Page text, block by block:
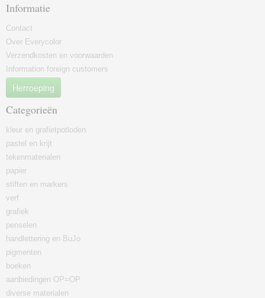
Informatie
Contact
Over Everycolor
Verzendkosten en voorwaarden
Information foreign customers
Herroeping
Categorieën
kleur en grafietpotloden
pastel en krijt
tekenmaterialen
papier
stiften en markers
verf
grafiek
penselen
handlettering en BuJo
pigmenten
boeken
aanbiedingen OP=OP
diverse materialen